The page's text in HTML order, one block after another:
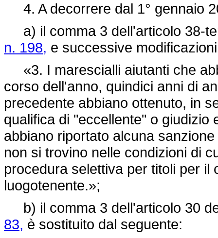
4. A decorrere dal 1° gennaio
a) il comma 3 dell'articolo 38-
n. 198, e successive
«3. I marescialli aiutanti che
corso dell'anno, quindici anni di
precedente abbiano ottenuto, in
qualifica di "eccellente" o giudizio
abbiano riportato alcuna
non si trovino nelle condizioni di
procedura selettiva per titoli per il
luogotenente.»;
b) il comma 3 dell'articolo 30
83, è sostituito dal seguente: